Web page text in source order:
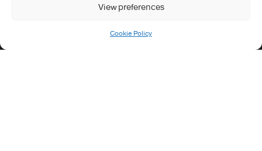
View preferences
Cookie Policy
contact@univ-tebessa.dz